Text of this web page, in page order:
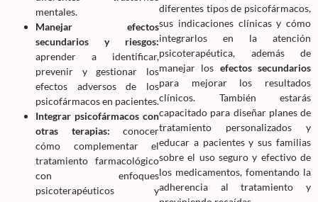
mentales.
Manejar efectos
secundarios y riesgos:
aprender a identificar,
prevenir y gestionar los
efectos adversos de los
psicofármacos en pacientes.
Integrar psicofármacos con
otras terapias: conocer
cómo complementar el
tratamiento farmacológico
con enfoques
psicoterapéuticos y
diferentes tipos de psicofármacos,
sus indicaciones clínicas y cómo
integrarlos en la atención
psicoterapéutica, además de
manejar los efectos secundarios
para mejorar los resultados
clínicos. También estarás
capacitado para diseñar planes de
tratamiento personalizados y
educar a pacientes y sus familias
sobre el uso seguro y efectivo de
los medicamentos, fomentando la
adherencia al tratamiento y